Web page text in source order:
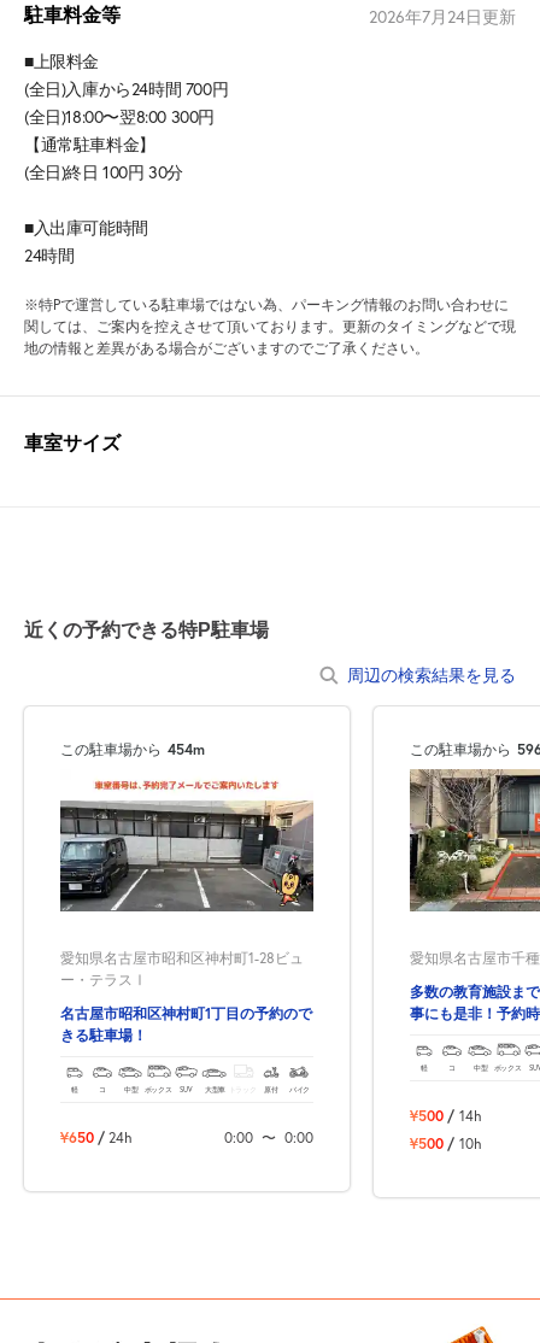
駐車料金等 2026年7月24日更新
■上限料金
(全日)入庫から24時間 700円
(全日)18:00〜翌8:00 300円
【通常駐車料金】
(全日)終日 100円 30分
■入出庫可能時間
24時間
※特Pで運営している駐車場ではない為、パーキング情報のお問い合わせに
関しては、ご案内を控えさせて頂いております。更新のタイミングなどで現
地の情報と差異がある場合がございますのでご了承ください。
車室サイズ
近くの予約できる特P駐車場
周辺の検索結果を見る
この駐車場から 454m
愛知県名古屋市昭和区神村町1-28ビュ
ー・テラスⅠ
名古屋市昭和区神村町1丁目の予約ので
きる駐車場！
軽 コ 中型 ボックス SUV 大型車 トラック 原付 バイク
¥650 / 24h 0:00 〜 0:00
この駐車場から
愛知県名古屋市千
多数の教育施設ま
事にも是非！予約
軽 コ 中型 ボックス
¥500 / 14h
¥500 / 10h